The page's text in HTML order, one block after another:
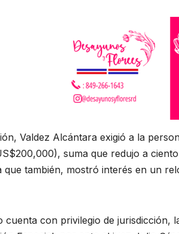
Valdez Alcántara exigió a la
suma que redujo a
que también, mostró interés en un
cuenta con privilegio de